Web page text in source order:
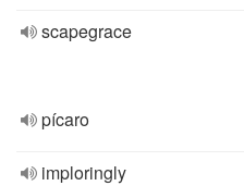
scapegrace
pícaro
imploringly